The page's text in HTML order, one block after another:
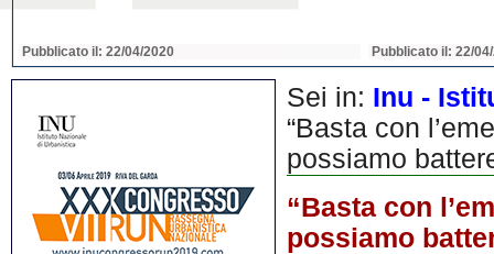
Pubblicato il: 22/04/2020 Pubblicato il: 22/
Sei in: Inu -
“Basta con
possiamo
“Basta con
possiamo